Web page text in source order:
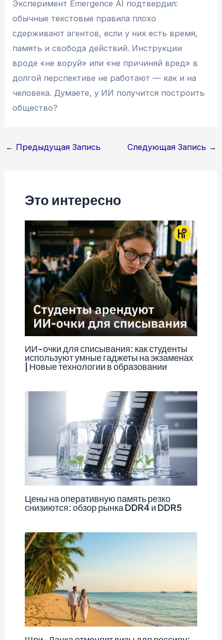
Эксперимент Emergence AI подтвердил:
обычные текстовые правила плохо
сдерживают агентов, если у них есть время,
память и свобода действий. Инструкции
вроде «не воруй» или «не причиняй вред» в
долгой перспективе не работают — как и на
человека. Думаете, у ИИ получится построить
общество?
Навигация
← Предыдущая Запись Следующая Запись →
Это интересно
ИИ-очки для списывания: как студенты
используют умные гаджеты на экзаменах
| Новые технологии в образовании
Цены на оперативную память резко
снизиются: обзор рынка DDR4 и DDR5